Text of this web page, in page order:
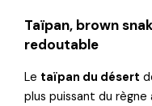
Taïpan, brown
redoutable
Le taïpan du désert
plus puissant du